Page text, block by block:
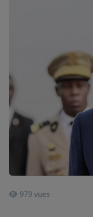
Musique
ARTISTES
PLAYLIST
TITRES DIFFUSÉS
979 vues